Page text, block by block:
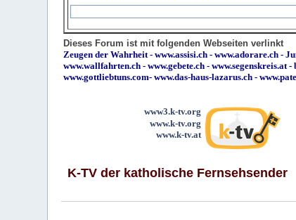
Dieses Forum ist mit folgenden Webseiten verlinkt
Zeugen der Wahrheit-www.assisi.ch -www.adorare.ch -
www.wallfahrten.ch -www.gebete.ch -www.segenskreis.at-
www.gottliebtuns.com-www.das-haus-lazarus.ch -
www3.k-tv.org
www.k-tv.org
www.k-tv.at
K-TV der katholische Fernsehsender